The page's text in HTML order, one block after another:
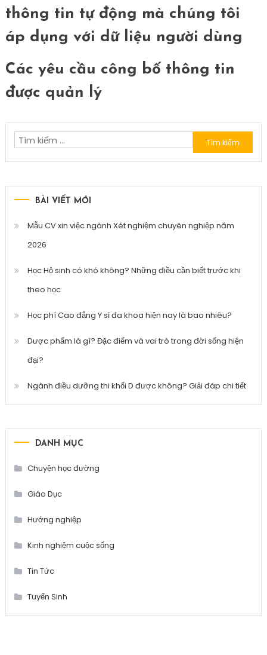
thông tin tự động mà chúng tôi
áp dụng với dữ liệu người dùng
Các yêu cầu công bố thông tin
được quản lý
Tìm
kiếm
BÀI VIẾT MỚI
Mẫu CV xin việc ngành Xét nghiệm chuyên nghiệp năm
2026
Học Hộ sinh có khó không? Những điều cần biết trước khi
theo học
Học phí Cao đẳng Y sĩ đa khoa hiện nay là bao nhiêu?
Dược phẩm là gì? Đặc điểm và vai trò trong đời sống hiện
đại?
Ngành điều dưỡng thi khối D được không? Giải đáp chi tiết
DANH MỤC
Chuyện học đường
Giáo Dục
Hướng nghiệp
Kinh nghiệm cuộc sống
Tin Tức
Tuyển Sinh